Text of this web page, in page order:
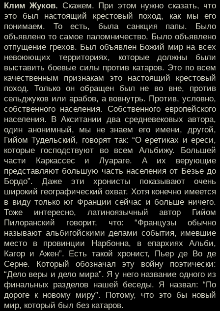
Клим Жуков. Скажем. При этом нужно сказать, что
это был настоящий крестовый поход, как мы его
понимаем. То есть, была санкция папы. Было
объявлено то самое паломничество. Было объявлено
отпущение грехов. Был объявлен Божий мир на всех
невоюющих территориях, которые должны были
выставить боевые силы против катаров. Это по всем
качественным признакам это настоящий крестовый
поход. Только он обращен был не во вне, против
сельджуков или арабов, а вовнутрь. Против, условно,
собственного населения. Собственного европейского
населения. В Акситании два средневековых автора,
один анонимный, мы не знаем его имени, другой,
Гийом Тудельский, говорят так: “О еретиках и ереси,
которые господствуют во всем Альбижу. Большей
части Каркассес и Луараге. А их верующие
представляют большую часть населения от Безье до
Бордо”. Даже эти хронисты показывают очень
широкий географический охват. Хотя конечно имеется
в виду только юг Франции сейчас и больше ничего.
Тоже интересно, латиноязычный автор Гийом
Пилоранский говорит, что: “Французы обычно
называют альбигойскими делами события, имевшие
место в провинции Нарбонна, в епархиях Альби,
Кагор и Ажен”. Есть такой хронист, Пьер де Во де
Серне. Который обозначал эту войну поэтически:
“Дело веры и дело мира”. Я у него название одного из
финальных разделов нашей беседы. Я назвал: “По
дороге к новому миру”. Потому, что это бы новый
мир, который был без катаров.